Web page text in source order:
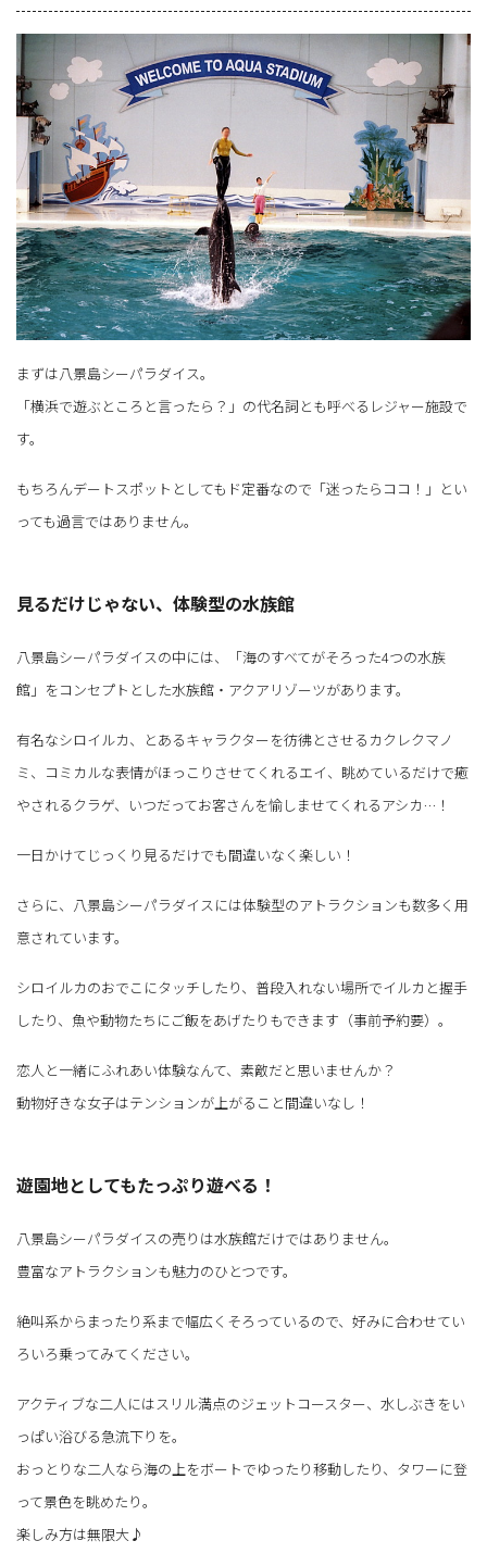
まずは八景島シーパラダイス。
「横浜で遊ぶところと言ったら？」の代名詞とも呼べるレジャー施設で
す。
もちろんデートスポットとしてもド定番なので「迷ったらココ！」とい
っても過言ではありません。
見るだけじゃない、体験型の水族館
八景島シーパラダイスの中には、「海のすべてがそろった4つの水族
館」をコンセプトとした水族館・アクアリゾーツがあります。
有名なシロイルカ、とあるキャラクターを彷彿とさせるカクレクマノ
ミ、コミカルな表情がほっこりさせてくれるエイ、眺めているだけで癒
やされるクラゲ、いつだってお客さんを愉しませてくれるアシカ…！
一日かけてじっくり見るだけでも間違いなく楽しい！
さらに、八景島シーパラダイスには体験型のアトラクションも数多く用
意されています。
シロイルカのおでこにタッチしたり、普段入れない場所でイルカと握手
したり、魚や動物たちにご飯をあげたりもできます（事前予約要）。
恋人と一緒にふれあい体験なんて、素敵だと思いませんか？
動物好きな女子はテンションが上がること間違いなし！
遊園地としてもたっぷり遊べる！
八景島シーパラダイスの売りは水族館だけではありません。
豊富なアトラクションも魅力のひとつです。
絶叫系からまったり系まで幅広くそろっているので、好みに合わせてい
ろいろ乗ってみてください。
アクティブな二人にはスリル満点のジェットコースター、水しぶきをい
っぱい浴びる急流下りを。
おっとりな二人なら海の上をボートでゆったり移動したり、タワーに登
って景色を眺めたり。
楽しみ方は無限大♪